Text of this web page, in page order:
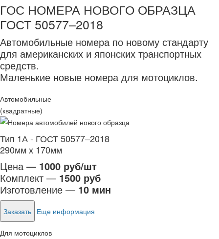
ГОС НОМЕРА НОВОГО ОБРАЗЦА
ГОСТ 50577–2018
Автомобильные номера по новому стандарту
для американских и японских транспортных
средств.
Маленькие новые номера для мотоциклов.
Автомобильные
(квадратные)
Тип 1А - ГОСТ 50577–2018
290мм х 170мм
Цена — 1000 руб/шт
Комплект — 1500 руб
Изготовление — 10 мин
Заказать Еще информация
Для мотоциклов